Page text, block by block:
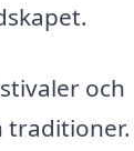
och
traditioner.